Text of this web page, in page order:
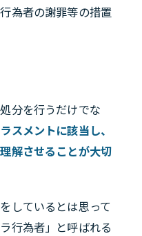
為者の謝罪等の措置
分を行うだけでな
スメントに該当し、
解させることが大切
しているとは思って
行為者」と呼ばれる